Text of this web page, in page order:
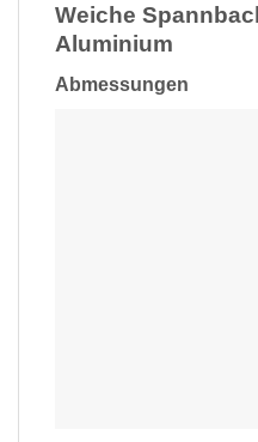
Weiche
Aluminium
Abmessungen